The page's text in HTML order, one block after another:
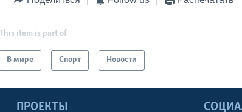
This item is part of
В мире Спорт Новости
ПРОЕКТЫ